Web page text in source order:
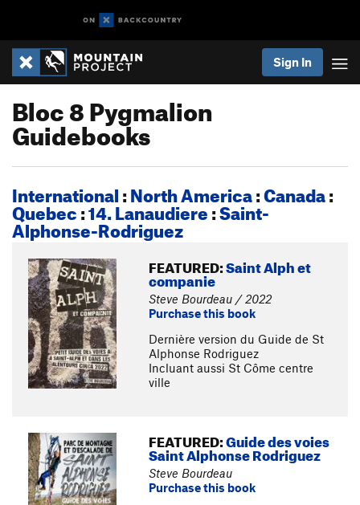
Sign In
Bloc 8 Pygmalion
Guidebooks
International:North America:Canada:
Quebec:14. Lanaudiere:Saint-
Alphonse-Rodriguez
FEATURED:Saint Alph et
companie
Steve Bourdeau / 2022
Purchase this book
Dernière version du Guide de St
Alphonse Rodriguez
Incluant aussi St Côme centre
ville
FEATURED:Guide des voies
Saint Alphonse Rodriguez
Steve Bourdeau
Purchase this book